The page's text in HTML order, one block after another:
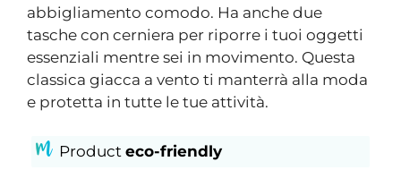
abbigliamento comodo. Ha anche due
tasche con cerniera per riporre i tuoi oggetti
essenziali mentre sei in movimento. Questa
classica giacca a vento ti manterrà alla moda
e protetta in tutte le tue attività.
Product eco-friendly